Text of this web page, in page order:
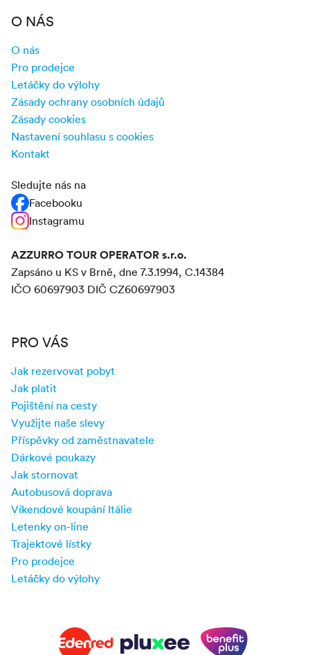
O NÁS
O nás
Pro prodejce
Letáčky do výlohy
Zásady ochrany osobních údajů
Zásady cookies
Nastavení souhlasu s cookies
Kontakt
Sledujte nás na
Facebooku
Instagramu
AZZURRO TOUR OPERATOR s.r.o.
Zapsáno u KS v Brně, dne 7.3.1994, C.14384
IČO 60697903 DIČ CZ60697903
PRO VÁS
Jak rezervovat pobyt
Jak platit
Pojištění na cesty
Využijte naše slevy
Příspěvky od zaměstnavatele
Dárkové poukazy
Jak stornovat
Autobusová doprava
Víkendové koupání Itálie
Letenky on-line
Trajektové lístky
Pro prodejce
Letáčky do výlohy